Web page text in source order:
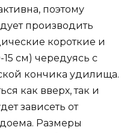
поэтому
производить
короткие и
см) чередуясь с
кончика удилища.
как вверх, так и
зависеть от
Размеры